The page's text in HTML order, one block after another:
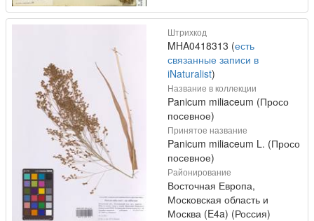
Штрихкод
MHA0418313 (есть
связанные записи в
iNaturalist)
Название в коллекции
Panicum miliaceum (Просо
посевное)
Принятое название
Panicum miliaceum L. (Просо
посевное)
Районирование
Восточная Европа,
Московская область и
Москва (E4a) (Россия)